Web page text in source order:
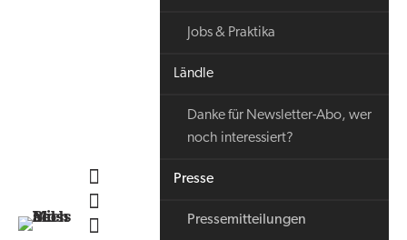
Jobs & Praktika
Ländle
Danke für Newsletter-Abo, wer
noch interessiert?
Presse
Pressemitteilungen